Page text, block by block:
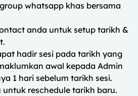
whatsapp khas bersama
anda untuk setup tarikh &
hadir sesi pada tarikh yang
awal kepada Admin
1 hari sebelum tarikh sesi.
reschedule tarikh baru.